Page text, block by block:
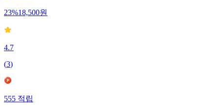
23%18,500원
4.7
(3)
555적립